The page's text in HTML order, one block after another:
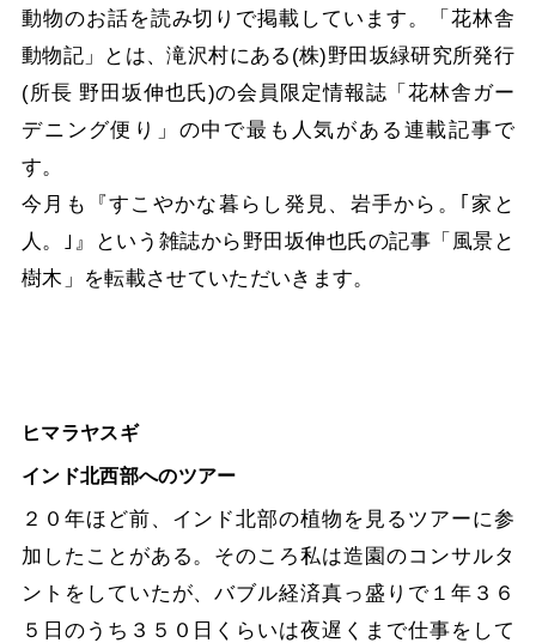
動物のお話を読み切りで掲載しています。「花林舎
動物記」とは、滝沢村にある(株)野田坂緑研究所発行
(所長 野田坂伸也氏)の会員限定情報誌「花林舎ガー
デニング便り」の中で最も人気がある連載記事で
す。
今月も『すこやかな暮らし発見、岩手から。｢家と
人。｣』という雑誌から野田坂伸也氏の記事「風景と
樹木」を転載させていただいきます。
ヒマラヤスギ
インド北西部へのツアー
２０年ほど前、インド北部の植物を見るツアーに参
加したことがある。そのころ私は造園のコンサルタ
ントをしていたが、バブル経済真っ盛りで１年３６
５日のうち３５０日くらいは夜遅くまで仕事をして